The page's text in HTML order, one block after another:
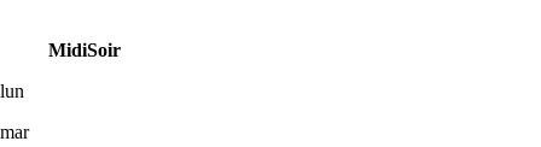
MidiSoir
lun
mar